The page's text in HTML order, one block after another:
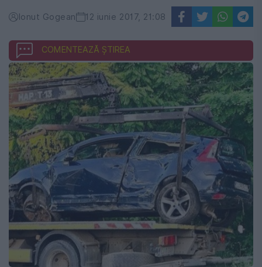
Ionut Gogean 12 iunie 2017, 21:08
COMENTEAZĂ ȘTIREA